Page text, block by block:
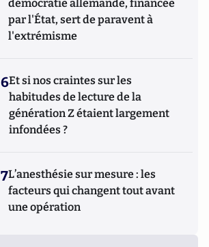
démocratie allemande, financée
par l'État, sert de paravent à
l'extrémisme
6Et si nos craintes sur les
habitudes de lecture de la
génération Z étaient largement
infondées ?
7L’anesthésie sur mesure : les
facteurs qui changent tout avant
une opération